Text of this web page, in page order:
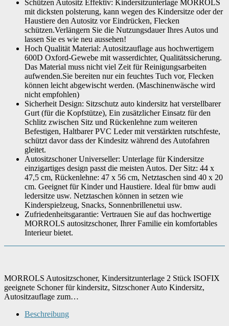
Schützen Autositz Effektiv: Kindersitzunterlage MORROLS
mit dicksten polsterung, kann wegen des Kindersitze oder der
Haustiere den Autositz vor Eindrücken, Flecken
schützen.Verlängern Sie die Nutzungsdauer Ihres Autos und
lassen Sie es wie neu aussehen!
Hoch Qualität Material: Autositzauflage aus hochwertigem
600D Oxford-Gewebe mit wasserdichter, Qualitätssicherung.
Das Material muss nicht viel Zeit für Reinigungsarbeiten
aufwenden.Sie bereiten nur ein feuchtes Tuch vor, Flecken
können leicht abgewischt werden. (Maschinenwäsche wird
nicht empfohlen)
Sicherheit Design: Sitzschutz auto kindersitz hat verstellbarer
Gurt (für die Kopfstütze), Ein zusätzlicher Einsatz für den
Schlitz zwischen Sitz und Rückenlehne zum weiteren
Befestigen, Haltbarer PVC Leder mit verstärkten rutschfeste,
schützt davor dass der Kindesitz während des Autofahren
gleitet.
Autositzschoner Universeller: Unterlage für Kindersitze
einzigartiges design passt die meisten Autos. Der Sitz: 44 x
47,5 cm, Rückenlehne: 47 x 56 cm, Netztaschen sind 40 x 20
cm. Geeignet für Kinder und Haustiere. Ideal für bmw audi
ledersitze usw. Netztaschen können in setzen wie
Kinderspielzeug, Snacks, Sonnenbrillenetui usw.
Zufriedenheitsgarantie: Vertrauen Sie auf das hochwertige
MORROLS autositzschoner, Ihrer Familie ein komfortables
Interieur bietet.
MORROLS Autositzschoner, Kindersitzunterlage 2 Stück ISOFIX
geeignete Schoner für kindersitz, Sitzschoner Auto Kindersitz,
Autositzauflage zum…
Beschreibung